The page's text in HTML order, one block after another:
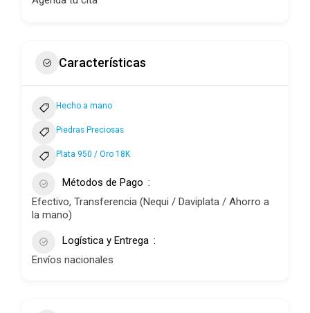
Características
Hecho a mano
Piedras Preciosas
Plata 950 / Oro 18K
Métodos de Pago
Efectivo, Transferencia (Nequi / Daviplata / Ahorro a
la mano)
Logística y Entrega
Envíos nacionales